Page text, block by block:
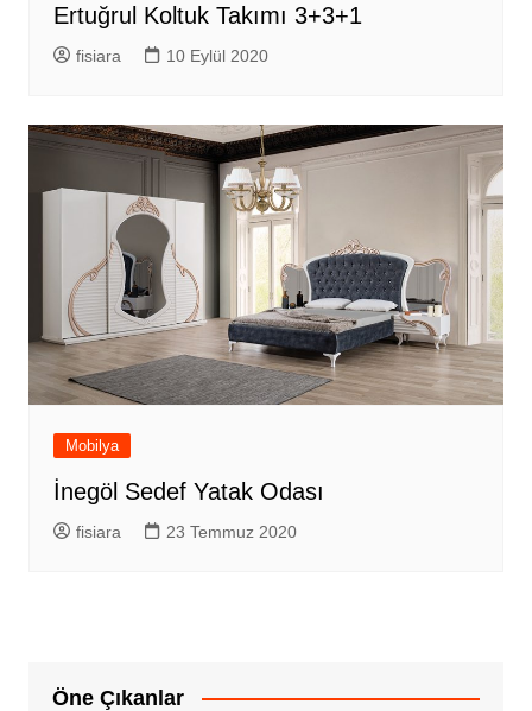
Ertuğrul Koltuk Takımı 3+3+1
fisiara 10 Eylül 2020
Mobilya
İnegöl Sedef Yatak Odası
fisiara 23 Temmuz 2020
Öne Çıkanlar